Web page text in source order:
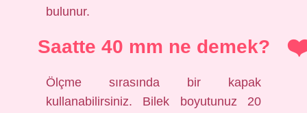
bulunur.
Saatte 40 mm ne demek?
Ölçme sırasında bir kapak
kullanabilirsiniz. Bilek boyutunuz 20